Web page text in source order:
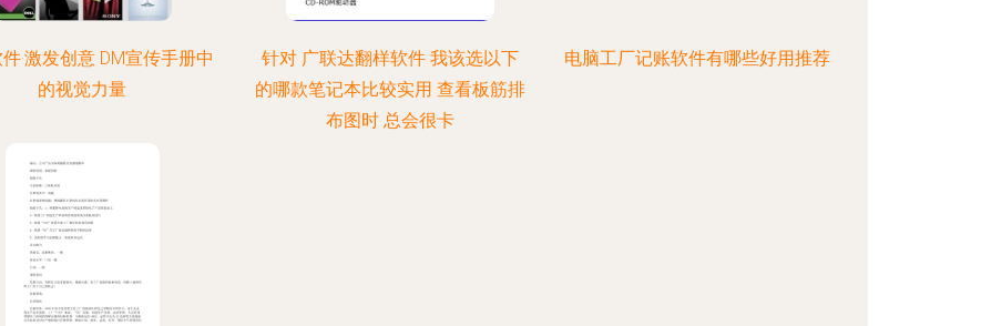
·激发创意 DM宣传手册中
的视觉力量
针对 广联达翻样软件 我该选以下
的哪款笔记本比较实用 查看板筋排
布图时 总会很卡
电脑工厂记账软件有哪些好用推荐